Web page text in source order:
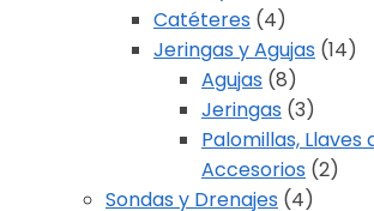
Catéteres (4)
Jeringas y Agujas (14)
Agujas (8)
Jeringas (3)
Palomillas, Llaves
Accesorios (2)
Sondas y Drenajes (4)